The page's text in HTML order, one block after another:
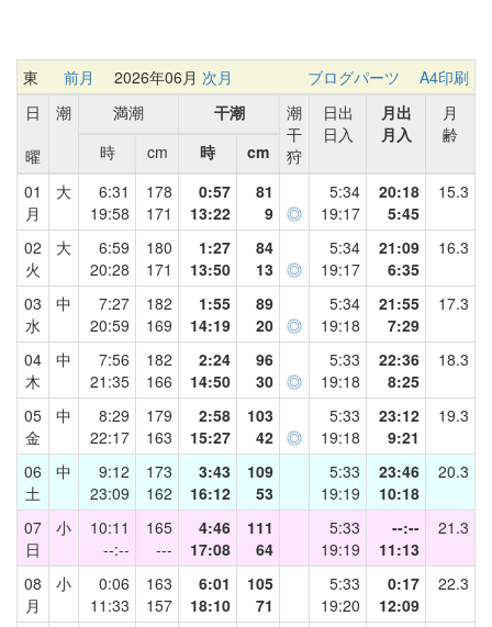
東 前月 2026年06月 次月 ブログパーツ
A4印刷
日
曜
潮 満潮 干潮
潮
干
狩
日出
日入
月出
月入
月
齢
時
cm 時
cm
01
月
大
6:31
19:58
178
171
0:57
13:22
81
9 ◎
5:34
19:17
20:18
5:45
15.3
02
火
大
6:59
20:28
180
171
1:27
13:50
84
13 ◎
5:34
19:17
21:09
6:35
16.3
03
水
中
7:27
20:59
182
169
1:55
14:19
89
20 ◎
5:34
19:18
21:55
7:29
17.3
04
木
中
7:56
21:35
182
166
2:24
14:50
96
30 ◎
5:33
19:18
22:36
8:25
18.3
05
金
中
8:29
22:17
179
163
2:58
15:27
103
42 ◎
5:33
19:18
23:12
9:21
19.3
06
土
中
9:12
23:09
173
162
3:43
16:12
109
53
5:33
19:19
23:46
10:18
20.3
07
日
小
10:11
--:--
165
---
4:46
17:08
111
64
5:33
19:19
--:--
11:13
21.3
08
月
小
0:06
11:33
163
157
6:01
18:10
105
71
5:33
19:20
0:17
12:09
22.3